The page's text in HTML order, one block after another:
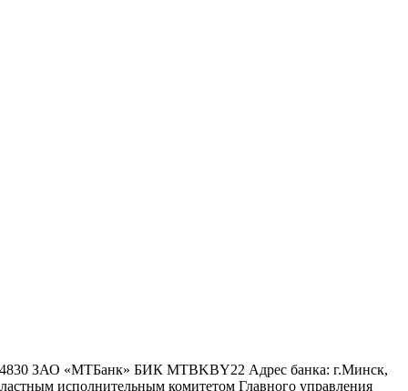
4830 ЗАО «МТБанк» БИК MTBKBY22 Адрес банка: г.Минск,
исполнительным комитетом Главного управления